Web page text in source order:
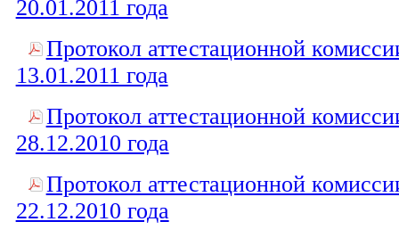
20.01.2011 года
Протокол аттестационной
13.01.2011 года
Протокол аттестационной
28.12.2010 года
Протокол аттестационной
22.12.2010 года